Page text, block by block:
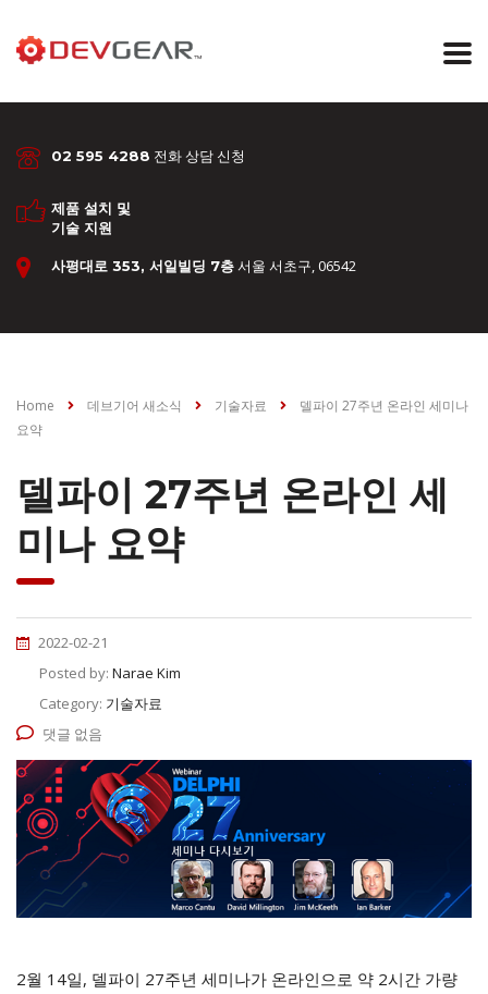
02 595 4288 전화 상담 신청
제품 설치 및
기술 지원
사평대로 353, 서일빌딩 7층서울 서초구, 06542
Home 데브기어 새소식 기술자료
델파이 27주년 온라인 세미나
요약
델파이 27주년 온라인 세
미나 요약
2022-02-21
Posted by: Narae Kim
Category: 기술자료
댓글 없음
2월 14일, 델파이 27주년 세미나가 온라인으로 약 2시간 가량